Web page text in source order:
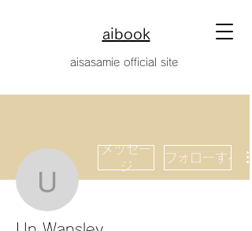
aibook
​aisasamie official site
Un Wansley
メッセー
ジ
フォローする